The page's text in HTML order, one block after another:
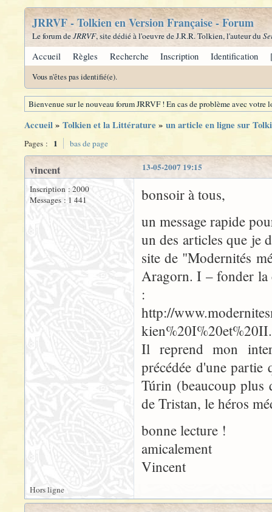
JRRVF - Tolkien en Version Française - Forum
Le forum deJRRVF, site dédié à l'oeuvre de J.R.R. Tolkien, l'auteur du
Accueil Règles Recherche Inscription Identification
Vous n'êtes pas identifié(e).
Bienvenue sur le nouveau forum JRRVF ! En cas de problème avec
Accueil» Tolkien et la Littérature » un article en ligne sur
Pages : 1 bas de page
13-05-2007 19:15
vincent
Inscription : 2000
Messages : 1 441
bonsoir à tous,
un message rapide
un des articles que je
site de "Modernités
Aragorn. I – fonder la
:
http://
Il reprend mon
précédée d'une
Túrin (beaucoup plus
de Tristan, le héros
bonne lecture !
amicalement
Vincent
Hors ligne